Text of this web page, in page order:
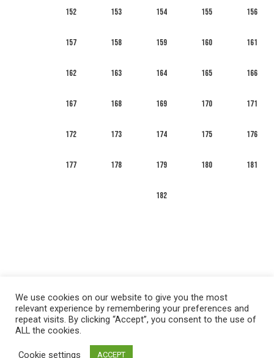
152 153 154 155 156
157 158 159 160 161
162 163 164 165 166
167 168 169 170 171
172 173 174 175 176
177 178 179 180 181
182
English Français
We use cookies on our website to give you the most
relevant experience by remembering your preferences and
repeat visits. By clicking “Accept”, you consent to the use of
ALL the cookies.
Cookie settings ACCEPT